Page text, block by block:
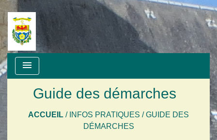
menu
Guide des démarches
ACCUEIL / INFOS PRATIQUES /GUIDE DES
DÉMARCHES